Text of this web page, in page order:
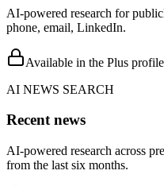
AI-powered research for
phone, email, LinkedIn.
Available in the Plus profile
AI NEWS SEARCH
Recent news
AI-powered research across
from the last six months.